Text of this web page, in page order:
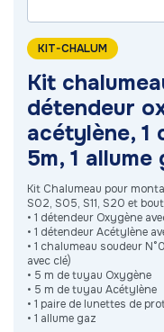
KIT-CHALUM
Kit
détendeur
acétylène, 1
5m, 1
Kit Chalumeau pour
S02, S05, S11, S20 et
• 1 détendeur Oxygène
• 1 détendeur Acétylène
• 1 chalumeau soudeur
avec clé)
• 5 m de tuyau Oxygène
• 5 m de tuyau Acétylène
• 1 paire de lunettes de
• 1 allume gaz